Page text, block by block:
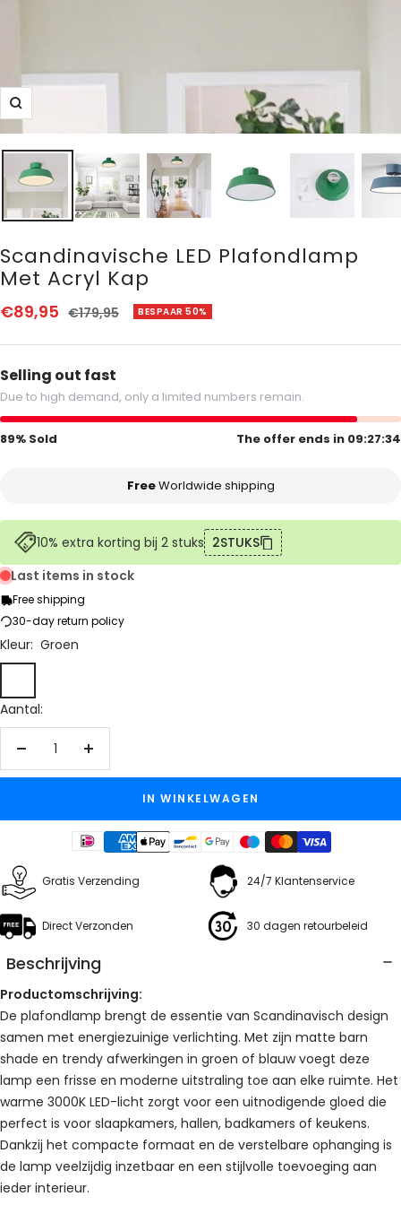
Zoom
Scandinavische LED Plafondlamp
Met Acryl Kap
Aanbiedingsprijs
€89,95 Normale
€179,95 BESPAAR 50%
Selling out fast
Due to high demand, only a limited numbers remain.
89% Sold The offer ends in 09:27:34
FreeWorldwide shipping
10% extra korting bij 2 stuks 2STUKS
Last items in stock
Free shipping
30-day return policy
Kleur: Groen
Aantal:
Aantal
verlagen
Aantal
verhogen
IN WINKELWAGEN
Gratis Verzending 24/7 Klantenservice
Direct Verzonden 30 dagen retourbeleid
Beschrijving
Productomschrijving:
De plafondlamp brengt de essentie van Scandinavisch design
samen met energiezuinige verlichting. Met zijn matte barn
shade en trendy afwerkingen in groen of blauw voegt deze
lamp een frisse en moderne uitstraling toe aan elke ruimte. Het
warme 3000K LED-licht zorgt voor een uitnodigende gloed die
perfect is voor slaapkamers, hallen, badkamers of keukens.
Dankzij het compacte formaat en de verstelbare ophanging is
de lamp veelzijdig inzetbaar en een stijlvolle toevoeging aan
ieder interieur.